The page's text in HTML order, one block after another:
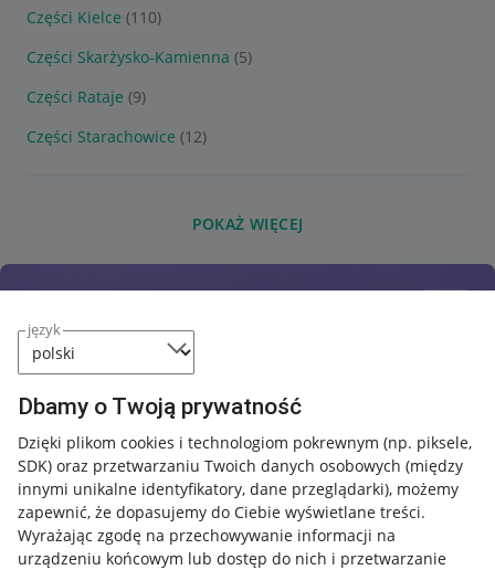
język
Dbamy o Twoją prywatność
Dzięki plikom cookies i technologiom pokrewnym (np. piksele,
SDK) oraz przetwarzaniu Twoich danych osobowych (między
innymi unikalne identyfikatory, dane przeglądarki), możemy
zapewnić, że dopasujemy do Ciebie wyświetlane treści.
Wyrażając zgodę na przechowywanie informacji na
urządzeniu końcowym lub dostęp do nich i przetwarzanie
Części Kielce (110)
Części Skarżysko-Kamienna (5)
Części Rataje (9)
Części Starachowice (12)
POKAŻ WIĘCEJ